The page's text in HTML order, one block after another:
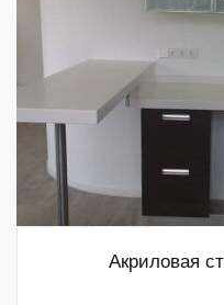
Акриловая